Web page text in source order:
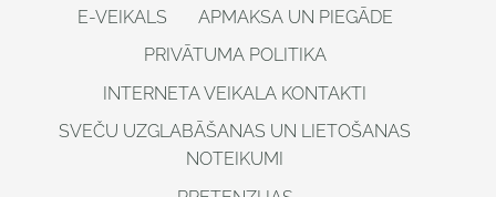
E-VEIKALS
APMAKSA UN PIEGĀDE
PRIVĀTUMA POLITIKA
INTERNETA VEIKALA KONTAKTI
SVEČU UZGLABĀŠANAS UN LIETOŠANAS
NOTEIKUMI